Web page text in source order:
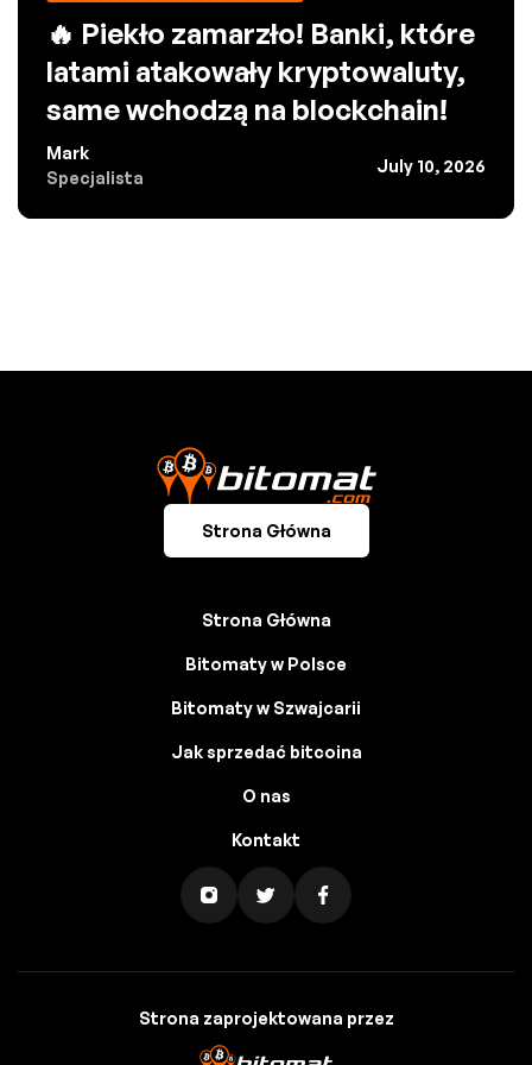
🔥 Piekło zamarzło! Banki, które
latami atakowały kryptowaluty,
same wchodzą na blockchain!
Mark
Specjalista
July 10, 2026
Strona Główna
Strona Główna
Bitomaty w Polsce
Bitomaty w Szwajcarii
Jak sprzedać bitcoina
O nas
Kontakt
Strona zaprojektowana przez